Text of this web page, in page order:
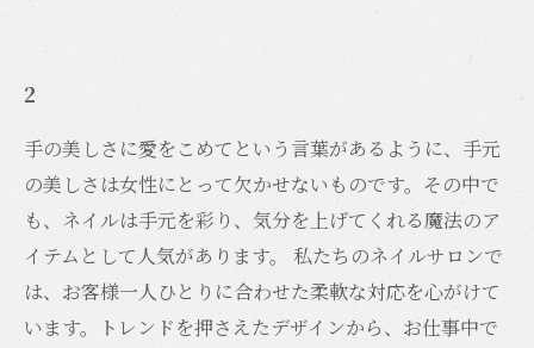
2
手の美しさに愛をこめてという言葉があるように、手元
の美しさは女性にとって欠かせないものです。その中で
も、ネイルは手元を彩り、気分を上げてくれる魔法のア
イテムとして人気があります。 私たちのネイルサロンで
は、お客様一人ひとりに合わせた柔軟な対応を心がけて
います。トレンドを押さえたデザインから、お仕事中で